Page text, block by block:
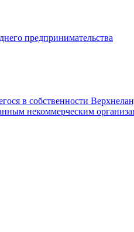
предпринимательства
в собственности
некоммерческим